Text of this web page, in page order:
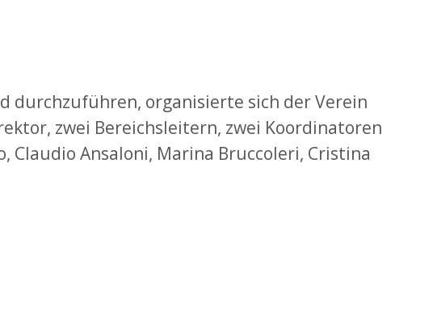
durchzuführen, organisierte sich der Verein
zwei Bereichsleitern, zwei Koordinatoren
Ansaloni, Marina Bruccoleri, Cristina